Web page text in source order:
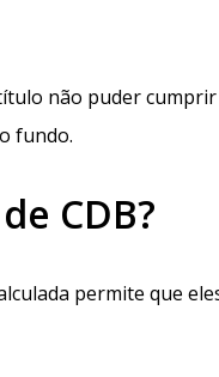
não puder
fundo.
CDB?
permite que